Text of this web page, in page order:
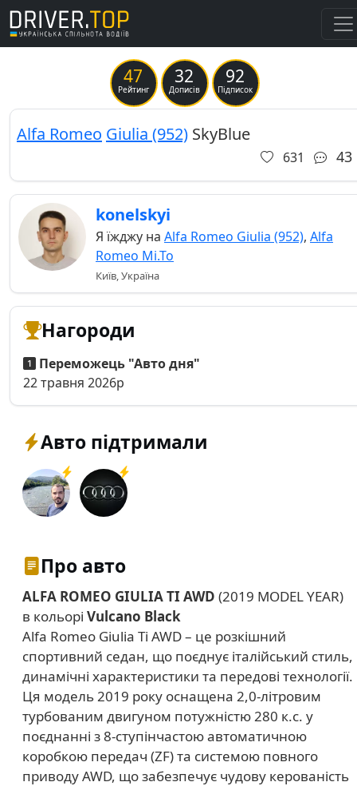
47
Рейтинг
32
Дописів
92
Підписок
Alfa Romeo Giulia (952) SkyBlue
631 43
konelskyi
Я їжджу на Alfa Romeo Giulia (952), Alfa
Romeo Mi.To
Київ, Україна
Нагороди
Переможець "Авто дня"
22 травня 2026р
Авто підтримали
Про авто
ALFA ROMEO GIULIA TI AWD (2019 MODEL YEAR)
в кольорі Vulcano Black
Alfa Romeo Giulia Ti AWD – це розкішний
спортивний седан, що поєднує італійський стиль,
динамічні характеристики та передові технології.
Ця модель 2019 року оснащена 2,0-літровим
турбованим двигуном потужністю 280 к.с. у
поєднанні з 8-ступінчастою автоматичною
коробкою передач (ZF) та системою повного
приводу AWD, що забезпечує чудову керованість